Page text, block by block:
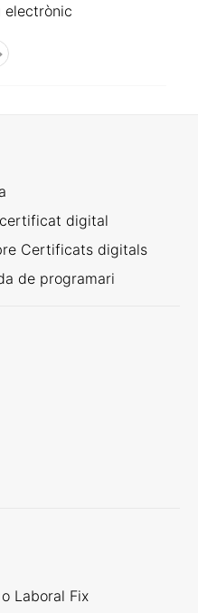
electrònic
digital
Certificats digitals
de programari
Laboral Fix